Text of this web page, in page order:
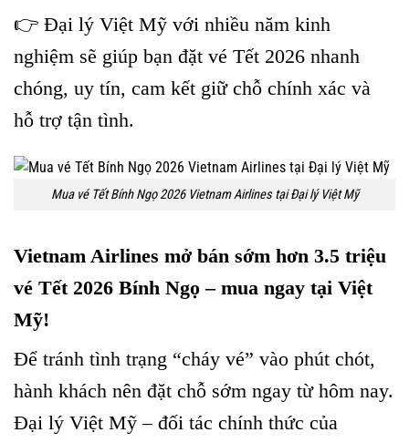
👉 Đại lý Việt Mỹ với nhiều năm kinh
nghiệm sẽ giúp bạn đặt vé Tết 2026 nhanh
chóng, uy tín, cam kết giữ chỗ chính xác và
hỗ trợ tận tình.
Mua vé Tết Bính Ngọ 2026 Vietnam Airlines tại Đại lý Việt Mỹ
Vietnam Airlines mở bán sớm hơn 3.5 triệu
vé Tết 2026 Bính Ngọ – mua ngay tại Việt
Mỹ!
Để tránh tình trạng “cháy vé” vào phút chót,
hành khách nên đặt chỗ sớm ngay từ hôm nay.
Đại lý Việt Mỹ – đối tác chính thức của